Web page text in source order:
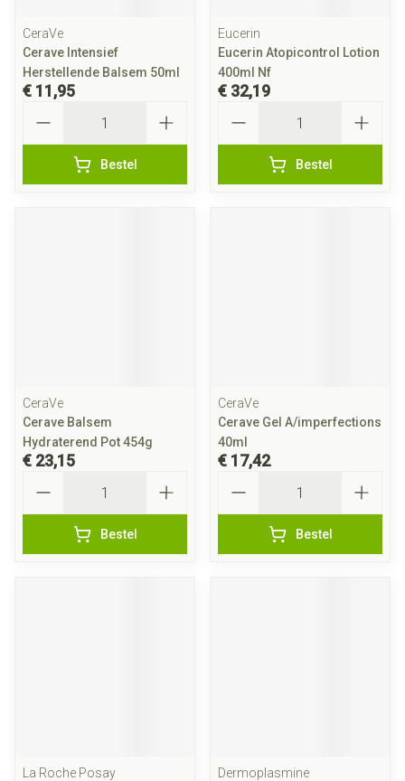
CeraVe
Cerave Intensief
Herstellende Balsem 50ml
€ 11,95
Bestel
Eucerin
Eucerin Atopicontrol Lotion
400ml Nf
€ 32,19
Bestel
CeraVe
Cerave Balsem
Hydraterend Pot 454g
€ 23,15
Bestel
CeraVe
Cerave Gel A/imperfections
40ml
€ 17,42
Bestel
La Roche Posay
Dermoplasmine